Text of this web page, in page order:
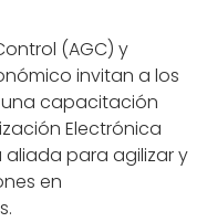
(AGC) y
invitan a los
una capacitación
Electrónica
aliada para agilizar y
en